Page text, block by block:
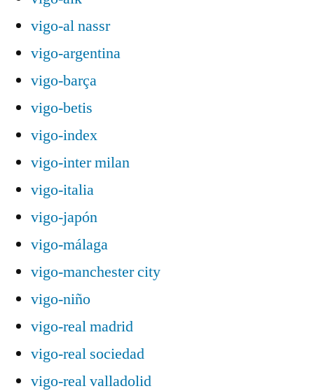
vigo-al nassr
vigo-argentina
vigo-barça
vigo-betis
vigo-index
vigo-inter milan
vigo-italia
vigo-japón
vigo-málaga
vigo-manchester city
vigo-niño
vigo-real madrid
vigo-real sociedad
vigo-real valladolid